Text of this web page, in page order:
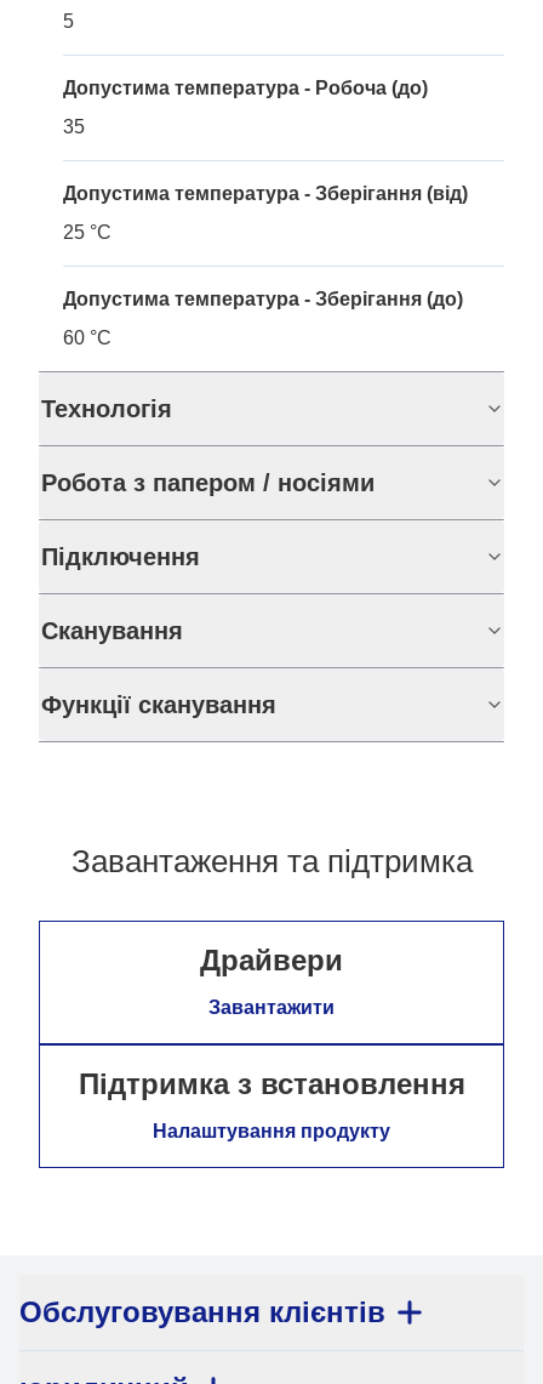
5
Допустима температура - Робоча (до)
35
Допустима температура - Зберігання (від)
25 °C
Допустима температура - Зберігання (до)
60 °C
Технологія
Робота з папером / носіями
Підключення
Сканування
Функції сканування
Завантаження та підтримка
Драйвери
Завантажити
Підтримка з встановлення
Налаштування продукту
Обслуговування клієнтів